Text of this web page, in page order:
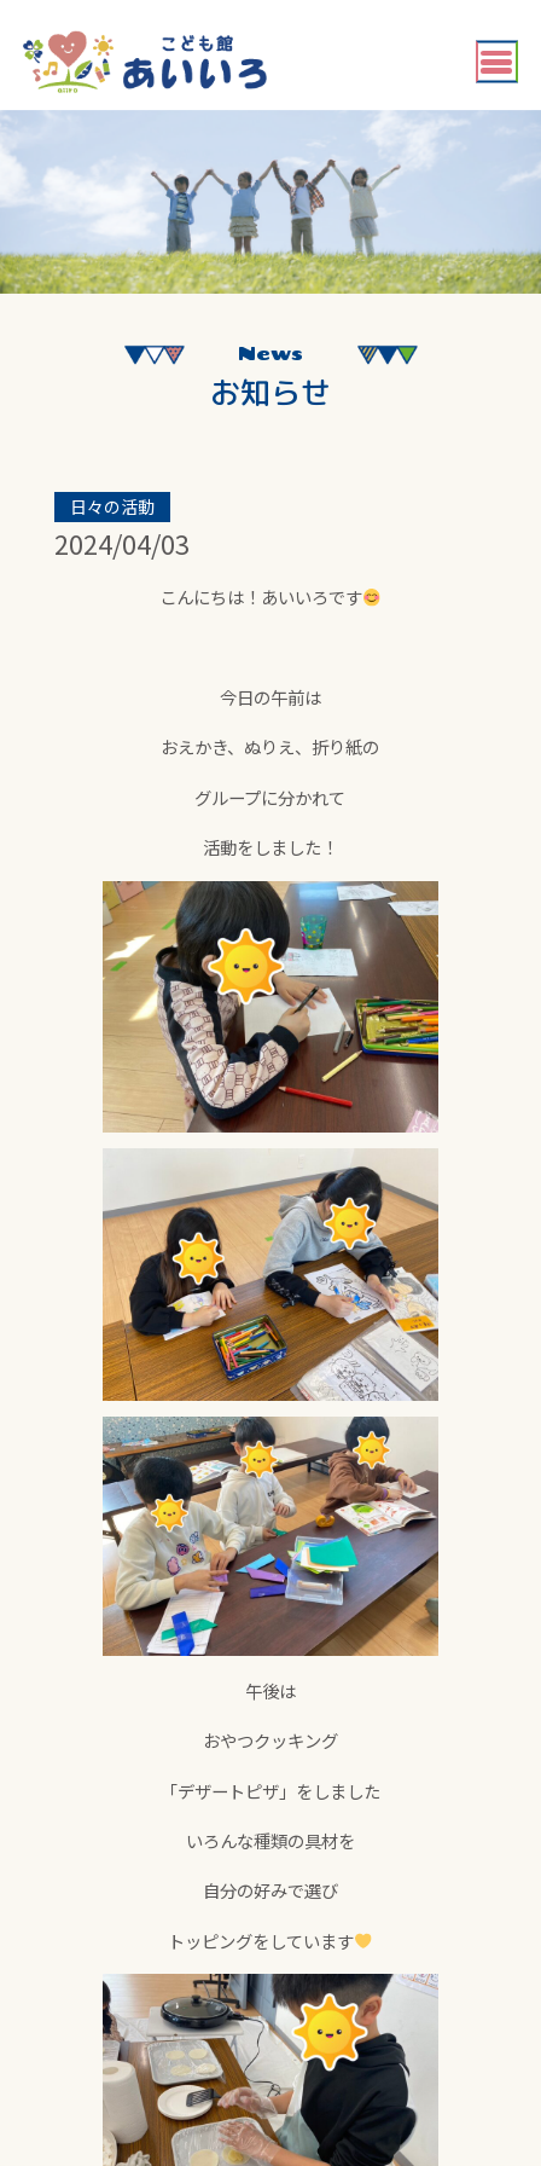
News
お知らせ
日々の活動
2024/04/03
こんにちは！あいいろです
今日の午前は
おえかき、ぬりえ、折り紙の
グループに分かれて
活動をしました！
午後は
おやつクッキング
「デザートピザ」をしました
いろんな種類の具材を
自分の好みで選び
トッピングをしています